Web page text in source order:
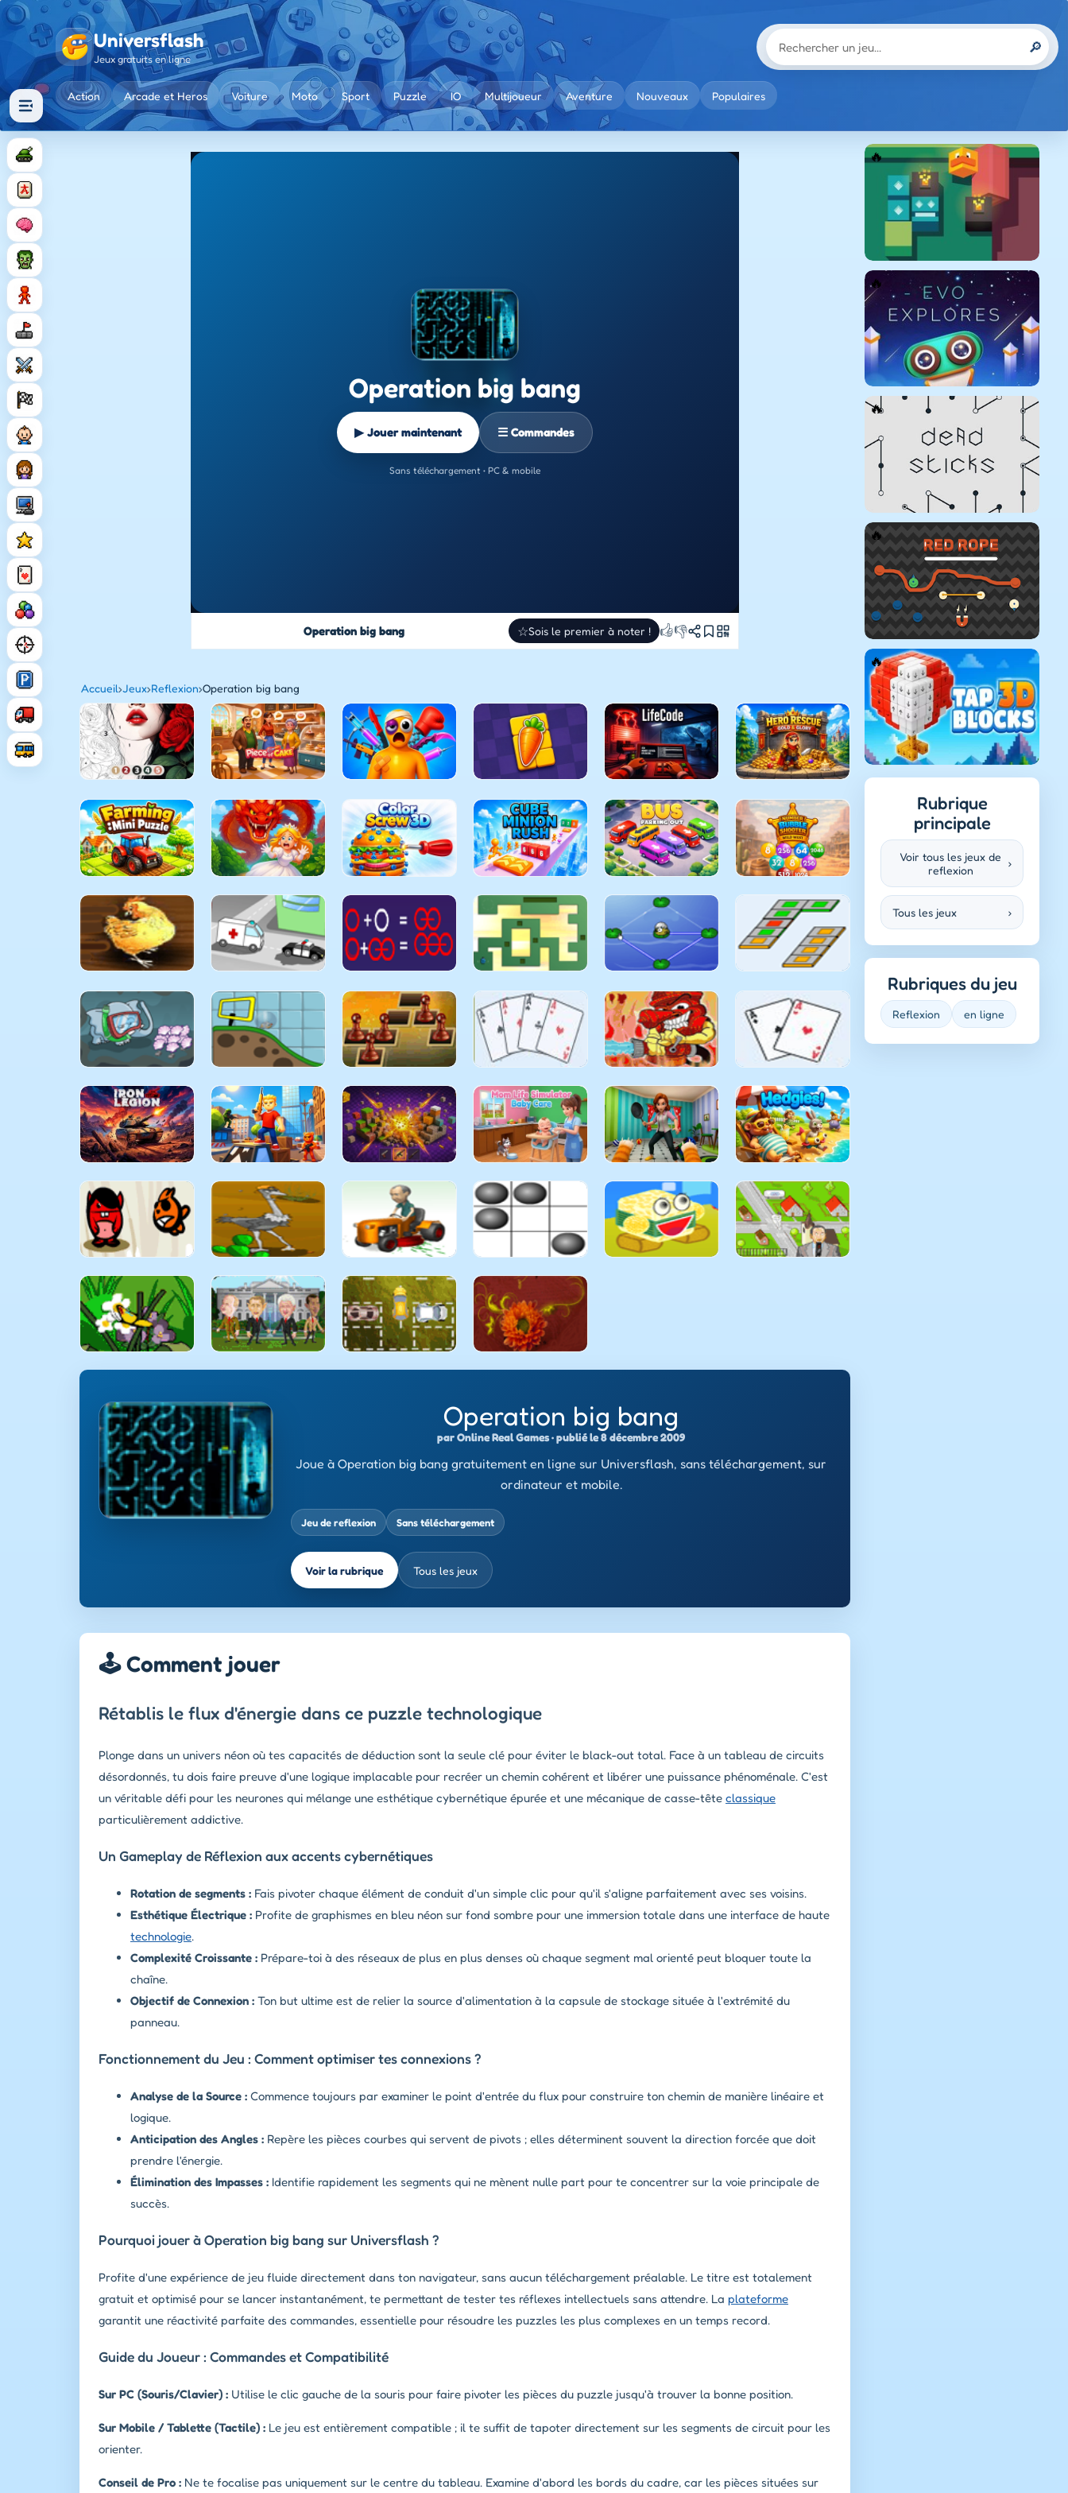
Universflash
Jeux gratuits en ligne
🔎
Action Arcade et Heros Voiture Moto Sport Puzzle IO Multijoueur Aventure Nouveaux Populaires
Operation big bang
▶ Jouer maintenant ☰ Commandes
Sans téléchargement • PC & mobile
Operation big bang ☆Sois le premier à noter ! 👍👎
Accueil›Jeux›Reflexion›Operation big bang
Operation big bang
par Online Real Games · publié le 8 décembre 2009
Joue à Operation big bang gratuitement en ligne sur Universflash, sans téléchargement, sur
ordinateur et mobile.
Jeu de reflexion Sans téléchargement
Voir la rubrique Tous les jeux
🕹️ Comment jouer
Rétablis le flux d'énergie dans ce puzzle technologique
Plonge dans un univers néon où tes capacités de déduction sont la seule clé pour éviter le black-out total. Face à un tableau de circuits
désordonnés, tu dois faire preuve d'une logique implacable pour recréer un chemin cohérent et libérer une puissance phénoménale. C'est
un véritable défi pour les neurones qui mélange une esthétique cybernétique épurée et une mécanique de casse-tête classique
particulièrement addictive.
Un Gameplay de Réflexion aux accents cybernétiques
Rotation de segments : Fais pivoter chaque élément de conduit d'un simple clic pour qu'il s'aligne parfaitement avec ses voisins.
Esthétique Électrique : Profite de graphismes en bleu néon sur fond sombre pour une immersion totale dans une interface de haute
technologie.
Complexité Croissante : Prépare-toi à des réseaux de plus en plus denses où chaque segment mal orienté peut bloquer toute la
chaîne.
Objectif de Connexion : Ton but ultime est de relier la source d'alimentation à la capsule de stockage située à l'extrémité du
panneau.
Fonctionnement du Jeu : Comment optimiser tes connexions ?
Analyse de la Source : Commence toujours par examiner le point d'entrée du flux pour construire ton chemin de manière linéaire et
logique.
Anticipation des Angles : Repère les pièces courbes qui servent de pivots ; elles déterminent souvent la direction forcée que doit
prendre l'énergie.
Élimination des Impasses : Identifie rapidement les segments qui ne mènent nulle part pour te concentrer sur la voie principale de
succès.
Pourquoi jouer à Operation big bang sur Universflash ?
Profite d'une expérience de jeu fluide directement dans ton navigateur, sans aucun téléchargement préalable. Le titre est totalement
gratuit et optimisé pour se lancer instantanément, te permettant de tester tes réflexes intellectuels sans attendre. La plateforme
garantit une réactivité parfaite des commandes, essentielle pour résoudre les puzzles les plus complexes en un temps record.
Guide du Joueur : Commandes et Compatibilité
Sur PC (Souris/Clavier) : Utilise le clic gauche de la souris pour faire pivoter les pièces du puzzle jusqu'à trouver la bonne position.
Sur Mobile / Tablette (Tactile) : Le jeu est entièrement compatible ; il te suffit de tapoter directement sur les segments de circuit pour les
orienter.
Conseil de Pro : Ne te focalise pas uniquement sur le centre du tableau. Examine d'abord les bords du cadre, car les pièces situées sur
Rubrique
principale
Voir tous les jeux de
reflexion
›
Tous les jeux ›
Rubriques du jeu
Reflexion en ligne